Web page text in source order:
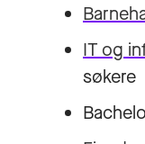
IT og
søkere